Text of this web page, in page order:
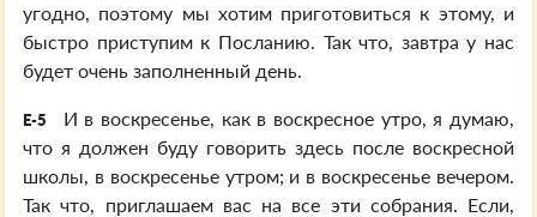
угодно, поэтому мы хотим приготовиться к этому, и
быстро приступим к Посланию. Так что, завтра у нас
будет очень заполненный день.
E-5
И в воскресенье, как в воскресное утро, я думаю,
что я должен буду говорить здесь после воскресной
школы, в воскресенье утром; и в воскресенье вечером.
Так что, приглашаем вас на все эти собрания. Если,